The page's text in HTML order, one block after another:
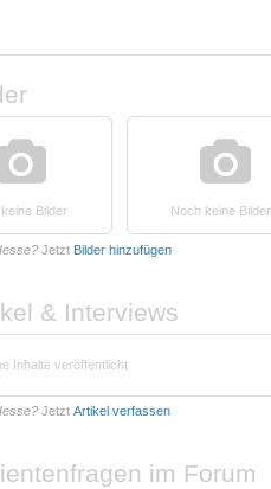
Bilder Noch keine Bilder
Jetzt Bilder hinzufügen
& Interviews
Inhalte veröffentlicht
Jetzt Artikel verfassen
im Forum